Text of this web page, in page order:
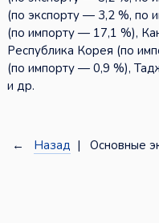
(по экспорту — 3,2 %,
(по импорту — 17,1 %),
Республика Корея (по
(по импорту — 0,9 %),
и др.
← Назад | Основные